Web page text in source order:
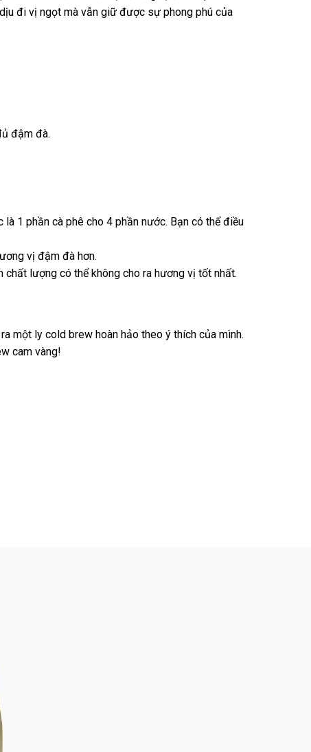
đi vị ngọt mà vẫn giữ được sự phong phú của
đậm đà.
1 phần cà phê cho 4 phần nước. Bạn có thể điều
vị đậm đà hơn.
lượng có thể không cho ra hương vị tốt nhất.
một ly cold brew hoàn hảo theo ý thích của mình.
cam vàng!